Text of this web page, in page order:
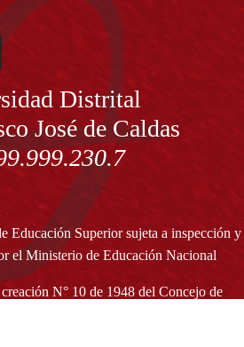
Distrital
José de Caldas
Educación Superior sujeta a inspección y
el Ministerio de Educación Nacional
N° 10 de 1948 del Concejo de